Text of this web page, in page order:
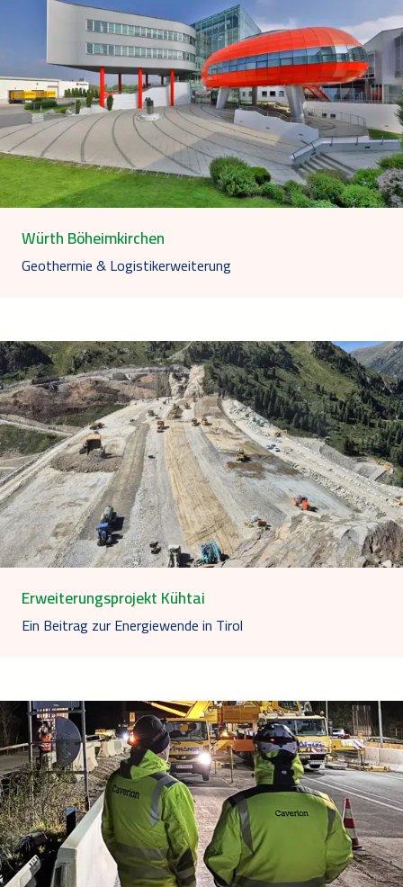
Würth Böheimkirchen
Geothermie & Logistikerweiterung
Erweiterungsprojekt Kühtai
Ein Beitrag zur Energiewende in Tirol